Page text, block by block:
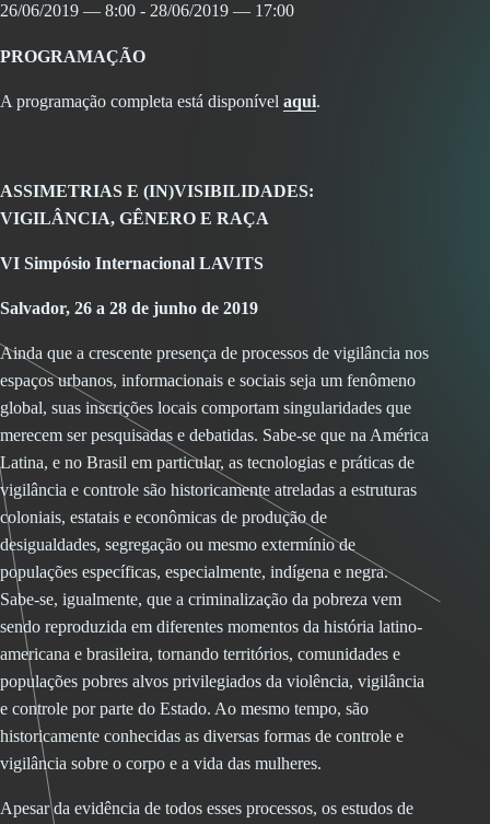
26/06/2019 — 8:00 - 28/06/2019 — 17:00
PROGRAMAÇÃO
A programação completa está disponível aqui.
ASSIMETRIAS E (IN)VISIBILIDADES:
VIGILÂNCIA, GÊNERO E RAÇA
VI Simpósio Internacional LAVITS
Salvador, 26 a 28 de junho de 2019
Ainda que a crescente presença de processos de vigilância nos
espaços urbanos, informacionais e sociais seja um fenômeno
global, suas inscrições locais comportam singularidades que
merecem ser pesquisadas e debatidas. Sabe-se que na América
Latina, e no Brasil em particular, as tecnologias e práticas de
vigilância e controle são historicamente atreladas a estruturas
coloniais, estatais e econômicas de produção de
desigualdades, segregação ou mesmo extermínio de
populações específicas, especialmente, indígena e negra.
Sabe-se, igualmente, que a criminalização da pobreza vem
sendo reproduzida em diferentes momentos da história latino-
americana e brasileira, tornando territórios, comunidades e
populações pobres alvos privilegiados da violência, vigilância
e controle por parte do Estado. Ao mesmo tempo, são
historicamente conhecidas as diversas formas de controle e
vigilância sobre o corpo e a vida das mulheres.
Apesar da evidência de todos esses processos, os estudos de